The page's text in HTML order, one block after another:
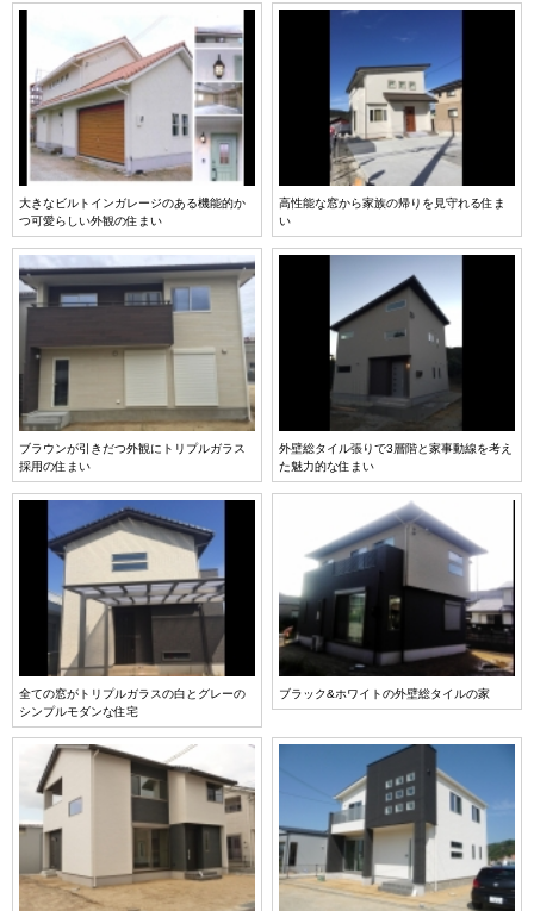
大きなビルトインガレージのある機能的か
つ可愛らしい外観の住まい
高性能な窓から家族の帰りを見守れる住ま
い
ブラウンが引きだつ外観にトリプルガラス
採用の住まい
外壁総タイル張りで3層階と家事動線を考え
た魅力的な住まい
全ての窓がトリプルガラスの白とグレーの
シンプルモダンな住宅
ブラック&ホワイトの外壁総タイルの家